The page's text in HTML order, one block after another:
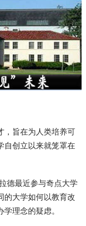
，旨在为人类培养可
创立以来就笼罩在
德最近参与奇点大学
的大学如何以教育改
理念的疑虑。